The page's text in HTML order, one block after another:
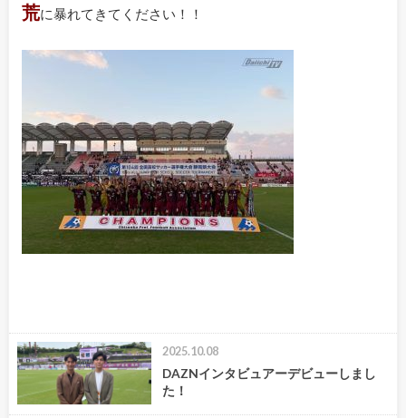
荒に暴れてきてください！！
2025.10.08
DAZNインタビュアーデビューしまし
た！